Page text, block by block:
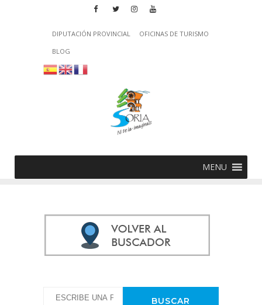
DIPUTACIÓN PROVINCIAL
OFICINAS DE TURISMO
BLOG
MENU